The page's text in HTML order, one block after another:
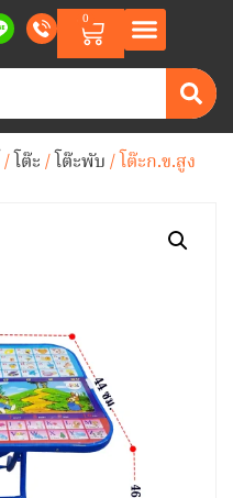
0
/โต๊ะ/โต๊ะพับ/ โต๊ะก.ข.สูง